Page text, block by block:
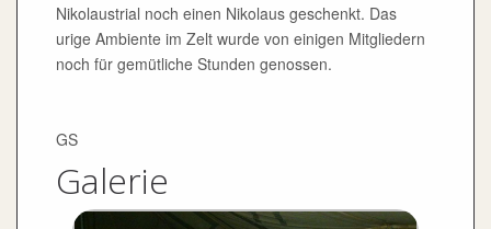
Nikolaustrial noch einen Nikolaus geschenkt. Das
urige Ambiente im Zelt wurde von einigen Mitgliedern
noch für gemütliche Stunden genossen.
GS
Galerie